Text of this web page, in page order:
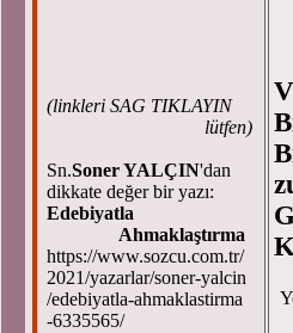
(linkleri SAG TIKLAYIN
lütfen)
Sn.Soner YALÇIN'dan
dikkate değer bir yazı:
Edebiyatla
Ahmaklaştırma
https://www.sozcu.com.tr/
2021/yazarlar/soner-yalcin
/edebiyatla-ahmaklastirma
-6335565/